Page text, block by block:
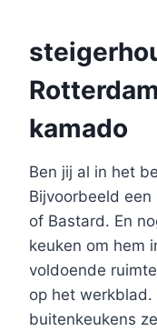
kamado
Ben jij al in het
Bijvoorbeeld een
of Bastard. En
keuken om hem
voldoende
op het
buitenkeukens